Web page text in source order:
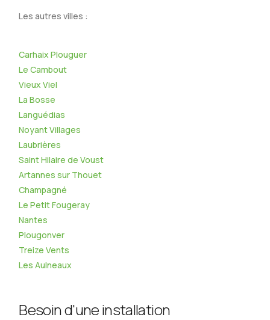
Les autres villes :
Carhaix Plouguer
Le Cambout
Vieux Viel
La Bosse
Languédias
Noyant Villages
Laubrières
Saint Hilaire de Voust
Artannes sur Thouet
Champagné
Le Petit Fougeray
Nantes
Plougonver
Treize Vents
Les Aulneaux
Besoin d'une installation